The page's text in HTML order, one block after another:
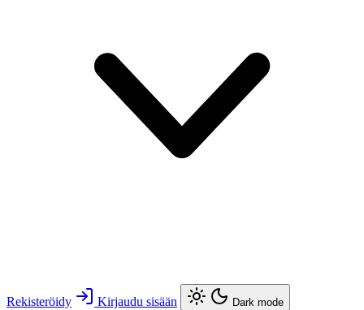
Rekisteröidy Kirjaudu sisään Dark mode